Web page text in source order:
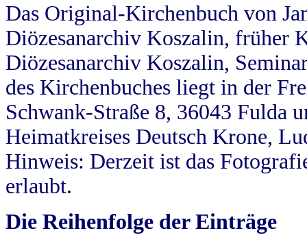
Das Original-Kirchenbuch von
Diözesanarchiv Koszalin, früher
Diözesanarchiv Koszalin,
des Kirchenbuches liegt in der
Schwank-Straße 8, 36043 Fulda
Heimatkreises Deutsch Krone,
Hinweis: Derzeit ist das
erlaubt.
Die Reihenfolge der Einträge